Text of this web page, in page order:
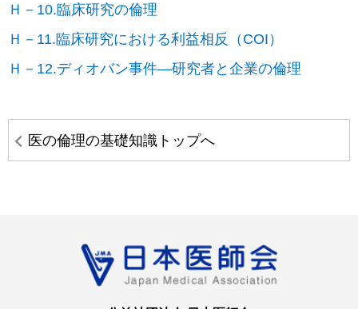
Ｈ－10.臨床研究の倫理
Ｈ－11.臨床研究における利益相反（COI）
Ｈ－12.ディオバン事件―研究者と企業の倫理
医の倫理の基礎知識トップへ